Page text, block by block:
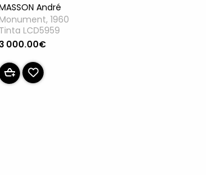
André
Monument, 1960
Tinta LCD5959
3 000.00€